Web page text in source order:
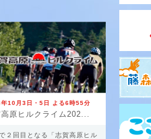
10月3日・5日 よる6時55分
原ヒルクライム202...
２回目となる「志賀高原ヒル